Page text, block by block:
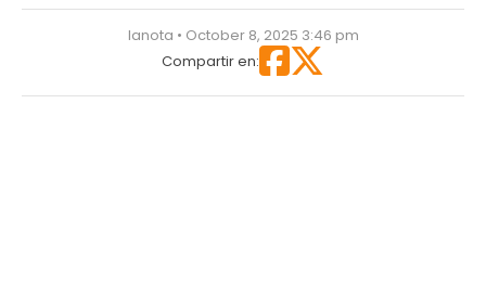
lanota • October 8, 2025 3:46 pm
Compartir en: